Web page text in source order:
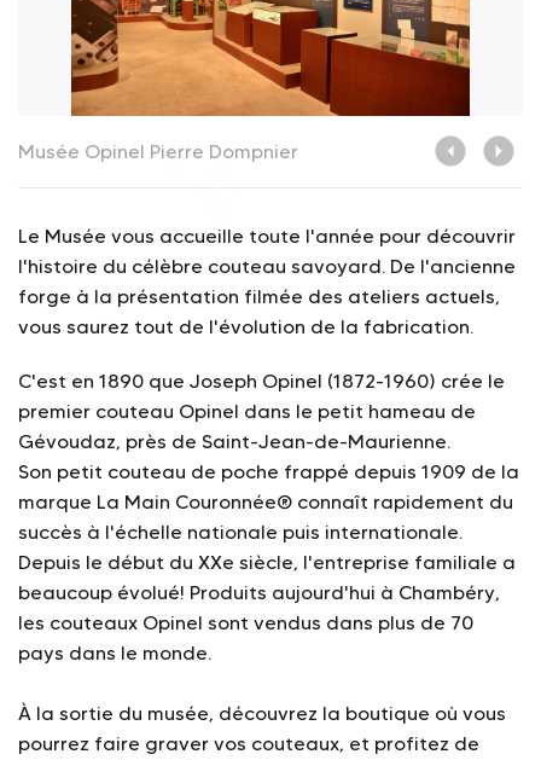
Musée Opinel Pierre Dompnier
Le Musée vous accueille toute l'année pour découvrir
l'histoire du célèbre couteau savoyard. De l'ancienne
forge à la présentation filmée des ateliers actuels,
vous saurez tout de l'évolution de la fabrication.
C'est en 1890 que Joseph Opinel (1872-1960) crée le
premier couteau Opinel dans le petit hameau de
Gévoudaz, près de Saint-Jean-de-Maurienne.
Son petit couteau de poche frappé depuis 1909 de la
marque La Main Couronnée® connaît rapidement du
succès à l'échelle nationale puis internationale.
Depuis le début du XXe siècle, l'entreprise familiale a
beaucoup évolué! Produits aujourd'hui à Chambéry,
les couteaux Opinel sont vendus dans plus de 70
pays dans le monde.
À la sortie du musée, découvrez la boutique où vous
pourrez faire graver vos couteaux, et profitez de